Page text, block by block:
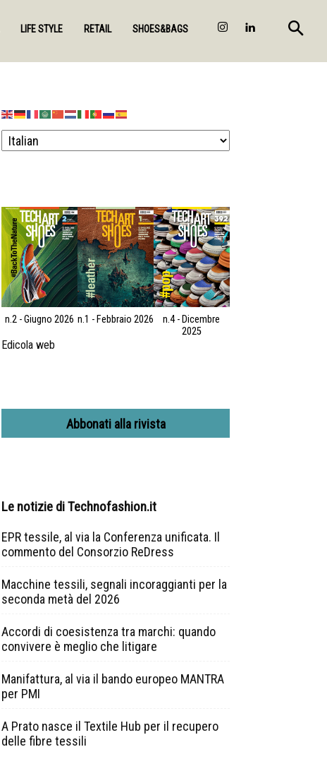
LIFE STYLE RETAIL SHOES&BAGS
n.2 - Giugno 2026 n.1 - Febbraio 2026
n.4 - Dicembre
2025
Edicola web
Abbonati alla rivista
Le notizie di Technofashion.it
EPR tessile, al via la Conferenza unificata. Il
commento del Consorzio ReDress
Macchine tessili, segnali incoraggianti per la
seconda metà del 2026
Accordi di coesistenza tra marchi: quando
convivere è meglio che litigare
Manifattura, al via il bando europeo MANTRA
per PMI
A Prato nasce il Textile Hub per il recupero
delle fibre tessili